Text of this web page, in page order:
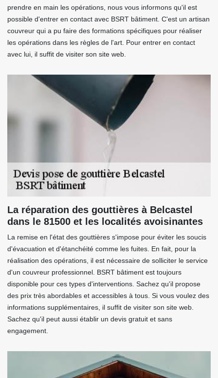
prendre en main les opérations, nous vous informons qu'il est
possible d'entrer en contact avec BSRT bâtiment. C'est un artisan
couvreur qui a pu faire des formations spécifiques pour réaliser
les opérations dans les règles de l'art. Pour entrer en contact
avec lui, il suffit de visiter son site web.
La réparation des gouttières à Belcastel
dans le 81500 et les localités avoisinantes
La remise en l'état des gouttières s'impose pour éviter les soucis
d'évacuation et d'étanchéité comme les fuites. En fait, pour la
réalisation des opérations, il est nécessaire de solliciter le service
d'un couvreur professionnel. BSRT bâtiment est toujours
disponible pour ces types d'interventions. Sachez qu'il propose
des prix très abordables et accessibles à tous. Si vous voulez des
informations supplémentaires, il suffit de visiter son site web.
Sachez qu'il peut aussi établir un devis gratuit et sans
engagement.